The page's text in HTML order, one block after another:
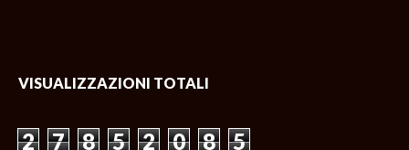
VISUALIZZAZIONI TOTALI
2 7 8 5 2 0 8 5